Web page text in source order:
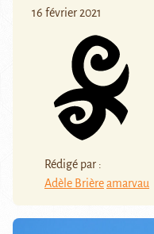
16 février 2021
Rédigé par :
Adèle Brièreamarvau